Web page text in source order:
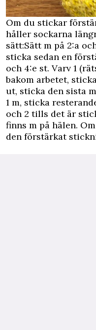
Om du stickar
håller sockarna
sätt:Sätt m på 2:a
sticka sedan en
och 4:e st. Varv 1
bakom arbetet,
ut, sticka den sista
1 m, sticka
och 2 tills det är
finns m på hälen.
den förstärkat